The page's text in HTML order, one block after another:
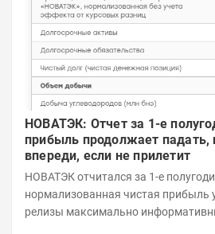
НОВАТЭК: Отчет за 1-е
прибыль продолжает падать,
впереди, если не прилетит
НОВАТЭК отчитался за 1-е
нормализованная чистая прибыль
релизы максимально